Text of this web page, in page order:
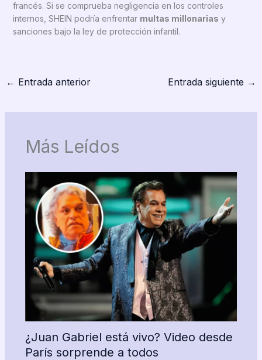
francés. Si se comprueba negligencia en los controles
internos, SHEIN podría enfrentar multas millonarias y
sanciones bajo la ley de protección infantil.
← Entrada anterior Entrada siguiente →
Más Leídos
¿Juan Gabriel está vivo? Video desde
París sorprende a todos